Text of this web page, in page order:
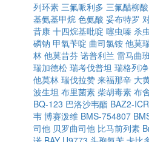
列环素 三氟哌利多 三氟醋柳酸
基氨基甲烷 色氨酸 妥布特罗
昔康 十四烷基吡啶 噻虫嗪 杀
磷钠 甲氧苄啶 曲司氯铵 他莫
林 他莫昔芬 诺普利兰 雷马曲
瑞加德松 瑞考伐普坦 瑞格列净
他莫林 瑞伐拉赞 来福那辛 大
波生坦 布里菌素 柴胡毒素 布
BQ-123 巴洛沙韦酯 BAZ2-ICR
韦 博赛泼维 BMS-754807
司他 贝罗曲司他 比马前列素